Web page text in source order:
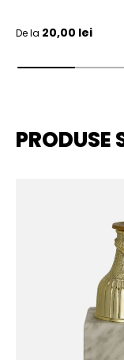
Pret initial
De la 20,00 lei
PRODUSE